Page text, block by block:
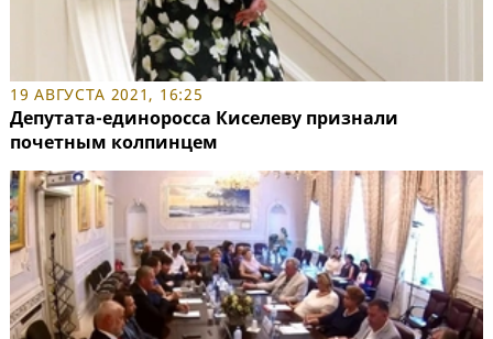
19 АВГУСТА 2021, 16:25
Депутата-единоросса Киселеву признали
почетным колпинцем